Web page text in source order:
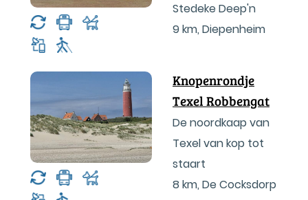
Stedeke Deep'n
9 km, Diepenheim
Knopenrondje
Texel Robbengat
De noordkaap van
Texel van kop tot
staart
8 km, De Cocksdorp